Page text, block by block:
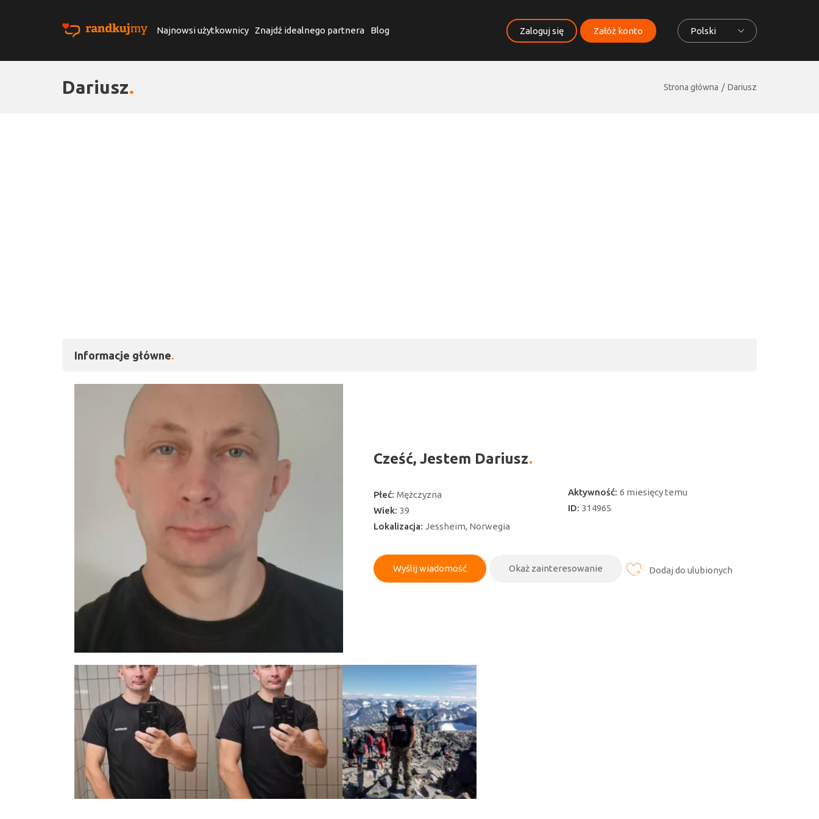
Najnowsi użytkownicy Znajdź idealnego partnera Blog Zaloguj się Załóż konto Polski
Dariusz Strona główna Dariusz
Informacje główne
Kliknij, aby powiększyć
4 zdjęć
Cześć, Jestem Dariusz
Płeć: Mężczyzna
Wiek: 39
Lokalizacja:
Jessheim, Norwegia
Aktywność:6 miesięcy temu
ID:314965
Wyślij wiadomość Okaż zainteresowanie Dodaj do ulubionych